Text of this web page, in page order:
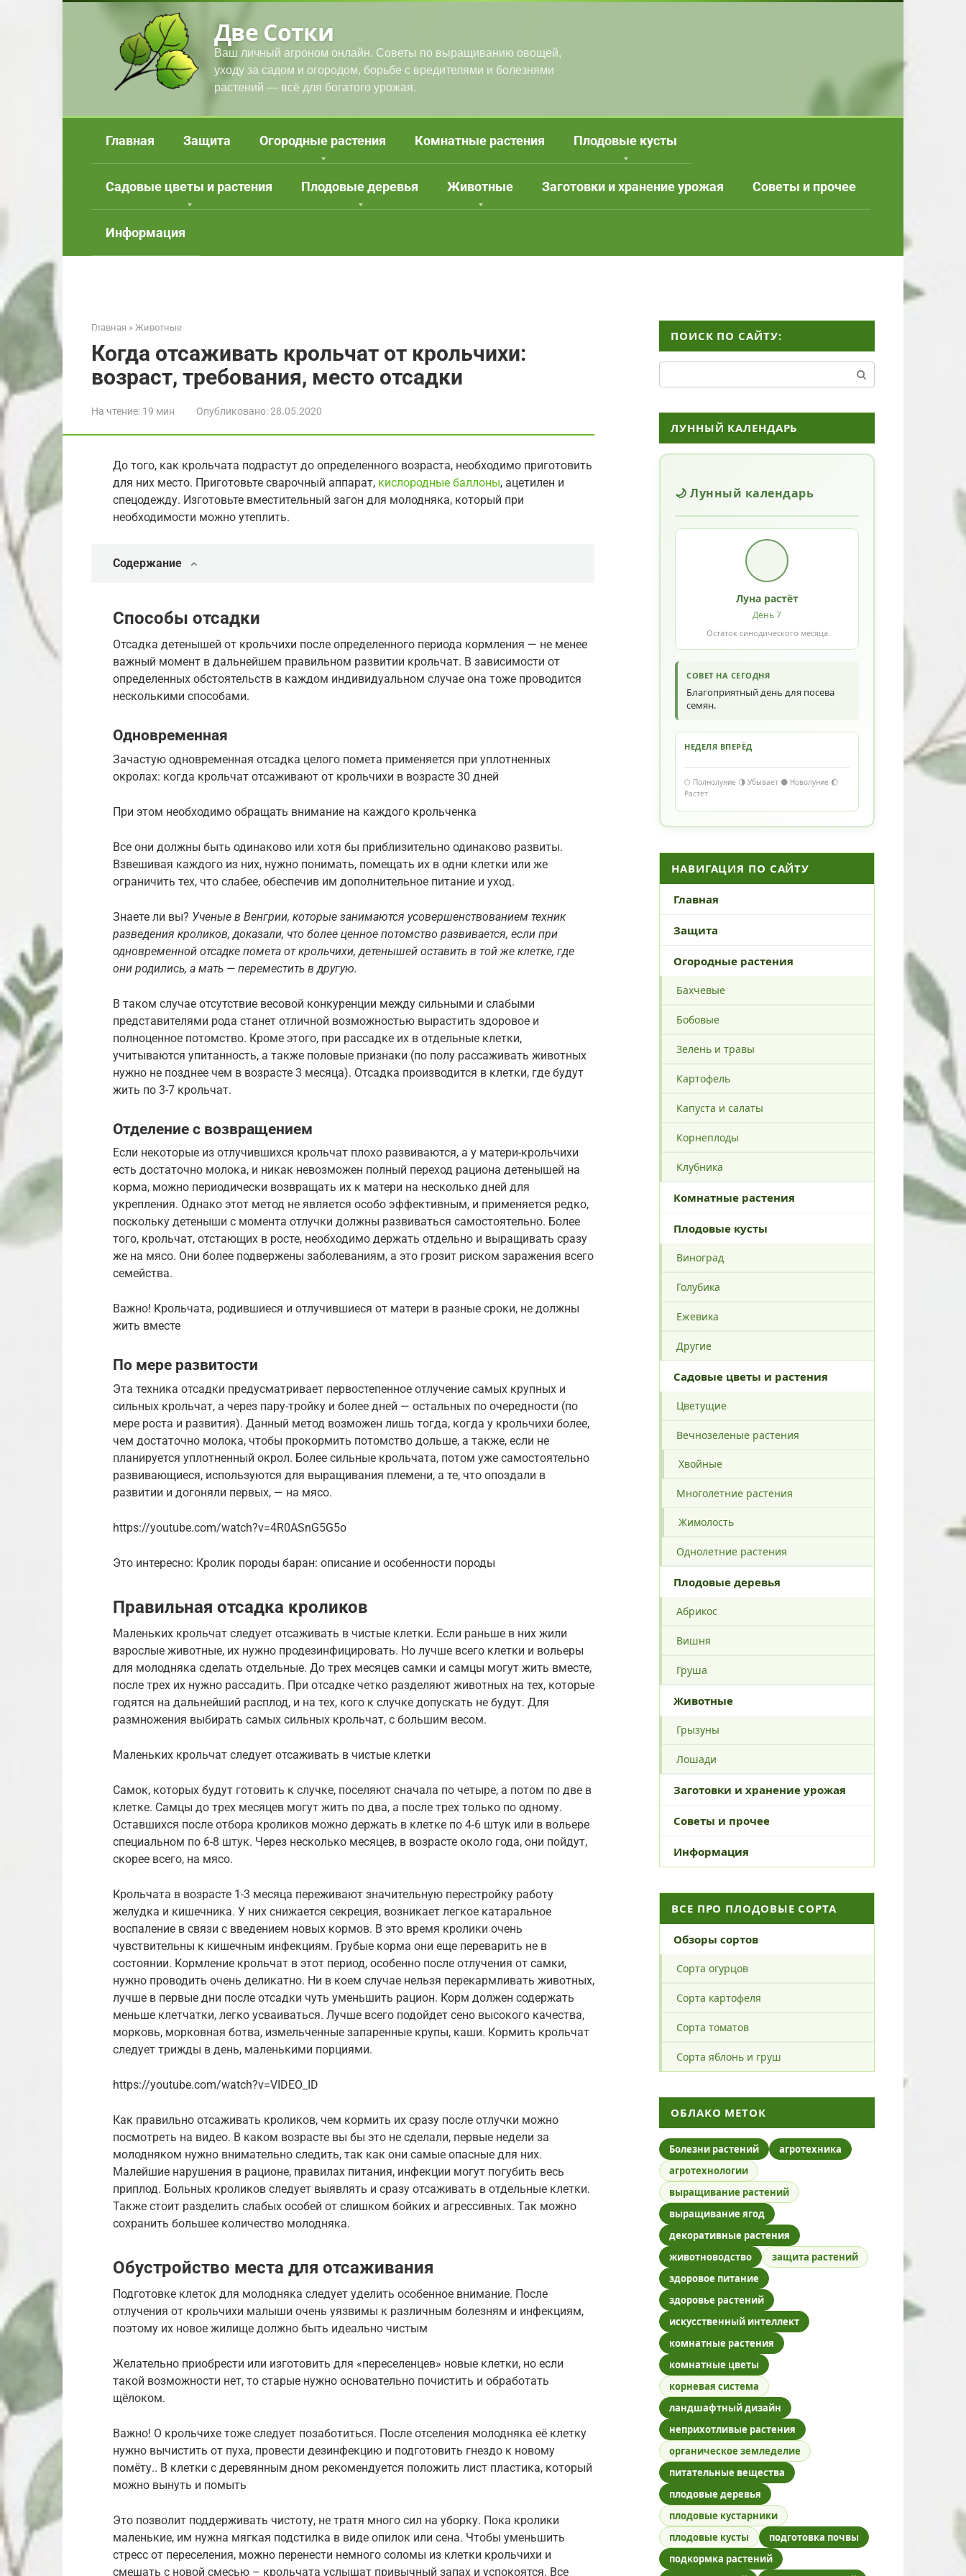
Две Сотки
Ваш личный агроном онлайн. Советы по выращиванию овощей,
уходу за садом и огородом, борьбе с вредителями и болезнями
растений — всё для богатого урожая.
Главная Защита Огородные растения Комнатные растения Плодовые кусты
Садовые цветы и растения Плодовые деревья Животные Заготовки и хранение урожая Советы и прочее
Информация
Главная » Животные
Когда отсаживать крольчат от крольчихи:
возраст, требования, место отсадки
На чтение: 19 мин Опубликовано:28.05.2020
До того, как крольчата подрастут до определенного возраста, необходимо приготовить
для них место. Приготовьте сварочный аппарат, кислородные баллоны, ацетилен и
спецодежду. Изготовьте вместительный загон для молодняка, который при
необходимости можно утеплить.
Содержание
Способы отсадки
Отсадка детенышей от крольчихи после определенного периода кормления — не менее
важный момент в дальнейшем правильном развитии крольчат. В зависимости от
определенных обстоятельств в каждом индивидуальном случае она тоже проводится
несколькими способами.
Одновременная
Зачастую одновременная отсадка целого помета применяется при уплотненных
окролах: когда крольчат отсаживают от крольчихи в возрасте 30 дней
При этом необходимо обращать внимание на каждого крольченка
Все они должны быть одинаково или хотя бы приблизительно одинаково развиты.
Взвешивая каждого из них, нужно понимать, помещать их в одни клетки или же
ограничить тех, что слабее, обеспечив им дополнительное питание и уход.
Знаете ли вы? Ученые в Венгрии, которые занимаются усовершенствованием техник
разведения кроликов, доказали, что более ценное потомство развивается, если при
одновременной отсадке помета от крольчихи, детенышей оставить в той же клетке, где
они родились, а мать — переместить в другую.
В таком случае отсутствие весовой конкуренции между сильными и слабыми
представителями рода станет отличной возможностью вырастить здоровое и
полноценное потомство. Кроме этого, при рассадке их в отдельные клетки,
учитываются упитанность, а также половые признаки (по полу рассаживать животных
нужно не позднее чем в возрасте 3 месяца). Отсадка производится в клетки, где будут
жить по 3-7 крольчат.
Отделение с возвращением
Если некоторые из отлучившихся крольчат плохо развиваются, а у матери-крольчихи
есть достаточно молока, и никак невозможен полный переход рациона детенышей на
корма, можно периодически возвращать их к матери на несколько дней для
укрепления. Однако этот метод не является особо эффективным, и применяется редко,
поскольку детеныши с момента отлучки должны развиваться самостоятельно. Более
того, крольчат, отстающих в росте, необходимо держать отдельно и выращивать сразу
же на мясо. Они более подвержены заболеваниям, а это грозит риском заражения всего
семейства.
Важно! Крольчата, родившиеся и отлучившиеся от матери в разные сроки, не должны
жить вместе
По мере развитости
Эта техника отсадки предусматривает первостепенное отлучение самых крупных и
сильных крольчат, а через пару-тройку и более дней — остальных по очередности (по
мере роста и развития). Данный метод возможен лишь тогда, когда у крольчихи более,
чем достаточно молока, чтобы прокормить потомство дольше, а также, если не
планируется уплотненный окрол. Более сильные крольчата, потом уже самостоятельно
развивающиеся, используются для выращивания племени, а те, что опоздали в
развитии и догоняли первых, — на мясо.
https://youtube.com/watch?v=4R0ASnG5G5o
Это интересно: Кролик породы баран: описание и особенности породы
Правильная отсадка кроликов
Маленьких крольчат следует отсаживать в чистые клетки. Если раньше в них жили
взрослые животные, их нужно продезинфицировать. Но лучше всего клетки и вольеры
для молодняка сделать отдельные. До трех месяцев самки и самцы могут жить вместе,
после трех их нужно рассадить. При отсадке четко разделяют животных на тех, которые
годятся на дальнейший расплод, и на тех, кого к случке допускать не будут. Для
размножения выбирать самых сильных крольчат, с большим весом.
Маленьких крольчат следует отсаживать в чистые клетки
Самок, которых будут готовить к случке, поселяют сначала по четыре, а потом по две в
клетке. Самцы до трех месяцев могут жить по два, а после трех только по одному.
Оставшихся после отбора кроликов можно держать в клетке по 4-6 штук или в вольере
специальном по 6-8 штук. Через несколько месяцев, в возрасте около года, они пойдут,
скорее всего, на мясо.
Крольчата в возрасте 1-3 месяца переживают значительную перестройку работу
желудка и кишечника. У них снижается секреция, возникает легкое катаральное
воспаление в связи с введением новых кормов. В это время кролики очень
чувствительны к кишечным инфекциям. Грубые корма они еще переварить не в
состоянии. Кормление крольчат в этот период, особенно после отлучения от самки,
нужно проводить очень деликатно. Ни в коем случае нельзя перекармливать животных,
лучше в первые дни после отсадки чуть уменьшить рацион. Корм должен содержать
меньше клетчатки, легко усваиваться. Лучше всего подойдет сено высокого качества,
морковь, морковная ботва, измельченные запаренные крупы, каши. Кормить крольчат
следует трижды в день, маленькими порциями.
https://youtube.com/watch?v=VIDEO_ID
Как правильно отсаживать кроликов, чем кормить их сразу после отлучки можно
посмотреть на видео. В каком возрасте вы бы это не сделали, первые недели за
молодняком нужно внимательно следить, так как они самые опасные для них.
Малейшие нарушения в рационе, правилах питания, инфекции могут погубить весь
приплод. Больных кроликов следует выявлять и сразу отсаживать в отдельные клетки.
Также стоит разделить слабых особей от слишком бойких и агрессивных. Так можно
сохранить большее количество молодняка.
Обустройство места для отсаживания
Подготовке клеток для молодняка следует уделить особенное внимание. После
отлучения от крольчихи малыши очень уязвимы к различным болезням и инфекциям,
поэтому их новое жилище должно быть идеально чистым
Желательно приобрести или изготовить для «переселенцев» новые клетки, но если
такой возможности нет, то старые нужно основательно почистить и обработать
щёлоком.
Важно! О крольчихе тоже следует позаботиться. После отселения молодняка её клетку
нужно вычистить от пуха, провести дезинфекцию и подготовить гнездо к новому
помёту.. В клетки с деревянным дном рекомендуется положить лист пластика, который
можно вынуть и помыть
Это позволит поддерживать чистоту, не тратя много сил на уборку. Пока кролики
маленькие, им нужна мягкая подстилка в виде опилок или сена. Чтобы уменьшить
стресс от переселения, можно перенести немного соломы из клетки крольчихи и
смешать с новой смесью – крольчата услышат привычный запах и успокоятся. Все
ПОИСК ПО САЙТУ:
ЛУННЫЙ КАЛЕНДАРЬ
🌙 Лунный календарь
Луна растёт
День 7
Остаток синодического месяца
СОВЕТ НА СЕГОДНЯ
Благоприятный день для посева
семян.
НЕДЕЛЯ ВПЕРЁД
🌕 Полнолуние 🌗 Убывает 🌑 Новолуние 🌔
Растёт
НАВИГАЦИЯ ПО САЙТУ
Главная
Защита
Огородные растения
Бахчевые
Бобовые
Зелень и травы
Картофель
Капуста и салаты
Корнеплоды
Клубника
Комнатные растения
Плодовые кусты
Виноград
Голубика
Ежевика
Другие
Садовые цветы и растения
Цветущие
Вечнозеленые растения
Хвойные
Многолетние растения
Жимолость
Однолетние растения
Плодовые деревья
Абрикос
Вишня
Груша
Животные
Грызуны
Лошади
Заготовки и хранение урожая
Советы и прочее
Информация
ВСЕ ПРО ПЛОДОВЫЕ СОРТА
Обзоры сортов
Сорта огурцов
Сорта картофеля
Сорта томатов
Сорта яблонь и груш
ОБЛАКО МЕТОК
Болезни растений
агротехника
агротехнологии
выращивание растений
выращивание ягод
декоративные растения
животноводство
защита растений
здоровое питание
здоровье растений
искусственный интеллект
комнатные растения
комнатные цветы
корневая система
ландшафтный дизайн
неприхотливые растения
органическое земледелие
питательные вещества
плодовые деревья
плодовые кустарники
плодовые кусты
подготовка почвы
подкормка растений